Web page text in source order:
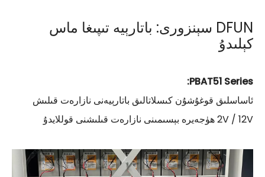
DFUN سېنزورى: باتارېيە تىپىغا ماس
كېلىدۇ
PBAT51 Series:
ئاساسلىق قوغۇشۇن كىسلاتالىق باتارېيەنى نازارەت قىلىش
2V / 12V ھۈجەيرە بېسىمىنى نازارەت قىلىشنى قوللايدۇ